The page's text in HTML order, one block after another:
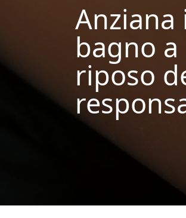
bagno
riposo